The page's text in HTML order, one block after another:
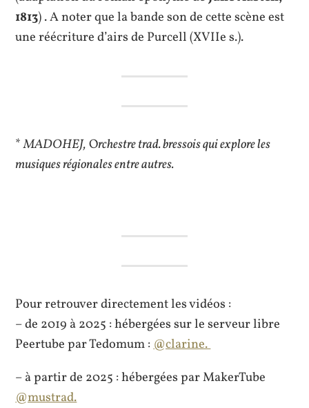
1813) . A noter que la bande son de cette scène est
une réécriture d’airs de Purcell (XVIIe s.).
*MADOHEJ,Orchestre trad. bressois qui explore les
musiques régionales entre autres.
Pour retrouver directement les vidéos :
– de 2019 à 2025 : hébergées sur le serveur libre
Peertube par Tedomum :@clarine.
– à partir de 2025 : hébergées par MakerTube
@mustrad.